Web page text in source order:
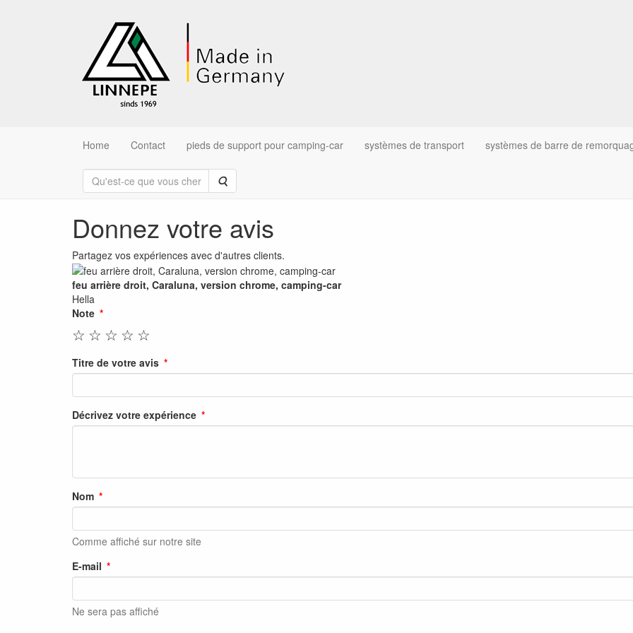
Home Contact pieds de support pour camping-car systèmes de transport systèmes de barre de
Rechercher
Donnez votre avis
Partagez vos expériences avec d'autres clients.
feu arrière droit, Caraluna, version chrome, camping-car
Hella
Note
☆
☆
☆
☆
☆
Titre de votre avis
Décrivez votre expérience
Nom
Comme affiché sur notre site
E-mail
Ne sera pas affiché